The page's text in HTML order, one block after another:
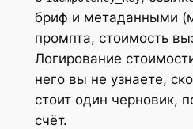
бриф и метаданными
промпта, стоимость
Логирование
него вы не узнаете,
стоит один черновик,
счёт.